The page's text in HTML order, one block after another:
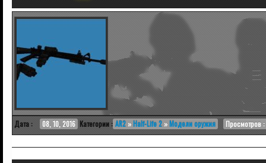
Дата : 08, 10, 2016 Категории : AR2 »Half-Life 2 »Модели оружия Просмотров